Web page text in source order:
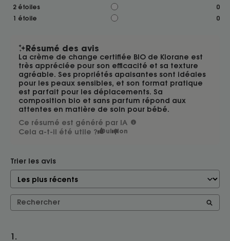
2 étoiles
0
1 étoile 0
Résumé des avis
La crème de change certifiée BIO de Klorane est
très appréciée pour son efficacité et sa texture
agréable. Ses propriétés apaisantes sont idéales
pour les peaux sensibles, et son format pratique
est parfait pour les déplacements. Sa
composition bio et sans parfum répond aux
attentes en matière de soin pour bébé.
Ce résumé est généré par IA
Cela a-t-il été utile ? Oui Non
Trier les avis